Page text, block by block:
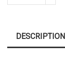
DESCRIPTION